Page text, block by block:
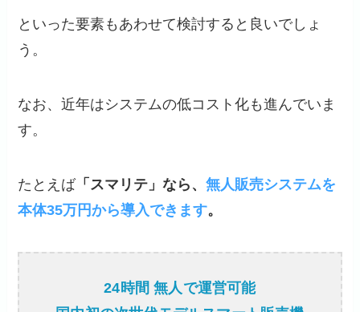
といった要素もあわせて検討すると良いでしょ
う。
なお、近年はシステムの低コスト化も進んでいま
す。
たとえば「スマリテ」なら、無人販売システムを
本体35万円から導入できます。
24時間 無人で運営可能